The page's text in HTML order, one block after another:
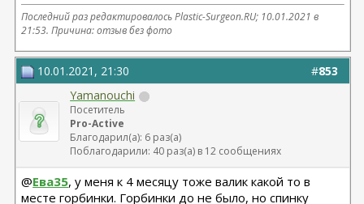
Последний раз редактировалось Plastic-Surgeon.RU; 10.01.2021 в
21:53. Причина: отзыв без фото
#853
10.01.2021, 21:30
Yamanouchi
Посетитель
Pro-Active
Благодарил(а): 6 раз(а)
Поблагодарили: 40 раз(а) в 12 сообщениях
@Ева35, у меня к 4 месяцу тоже валик какой то в
месте горбинки. Горбинки до не было, но спинку